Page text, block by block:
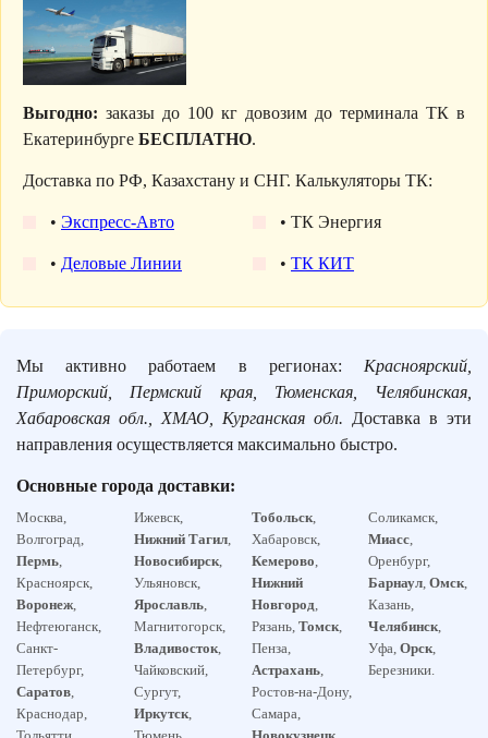
Выгодно: заказы до 100 кг довозим до терминала ТК в
Екатеринбурге БЕСПЛАТНО.
Доставка по РФ, Казахстану и СНГ. Калькуляторы ТК:
• Экспресс-Авто
• Деловые Линии
• ТК Энергия
• ТК КИТ
Мы активно работаем в регионах: Красноярский,
Приморский, Пермский края, Тюменская, Челябинская,
Хабаровская обл., ХМАО, Курганская обл. Доставка в эти
направления осуществляется максимально быстро.
Основные города доставки:
Москва,
Волгоград,
Пермь,
Красноярск,
Воронеж,
Нефтеюганск,
Санкт-
Петербург,
Саратов,
Краснодар,
Ижевск,
Нижний Тагил,
Новосибирск,
Ульяновск,
Ярославль,
Магнитогорск,
Владивосток,
Чайковский,
Сургут,
Иркутск,
Тобольск,
Хабаровск,
Кемерово,
Нижний
Новгород,
Рязань, Томск,
Пенза,
Астрахань,
Ростов-на-Дону,
Самара,
Соликамск,
Миасс,
Оренбург,
Барнаул,Омск,
Казань,
Челябинск,
Уфа,Орск,
Березники.